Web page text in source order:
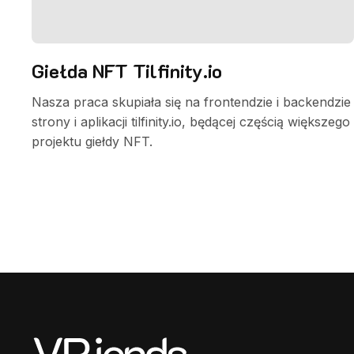
Giełda NFT Tilfinity.io
Nasza praca skupiała się na frontendzie i backendzie
strony i aplikacji tilfinity.io, będącej częścią większego
projektu giełdy NFT.